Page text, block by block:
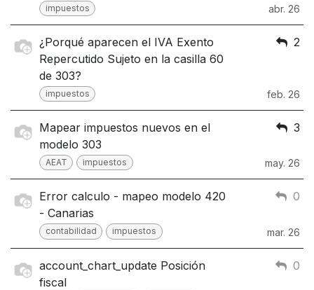
impuestos abr. 26
¿Porqué aparecen el IVA Exento
Repercutido Sujeto en la casilla 60
de 303?
impuestos
2
feb. 26
Mapear impuestos nuevos en el
modelo 303
AEAT impuestos
3
may. 26
Error calculo - mapeo modelo 420
- Canarias
contabilidad impuestos
0
mar. 26
account_chart_update Posición
fiscal
0